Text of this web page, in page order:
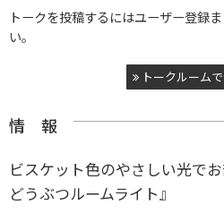
トークを投稿するにはユーザー登録
い。
トークルーム
情 報
ビスケット色のやさしい光で
どうぶつルームライト』